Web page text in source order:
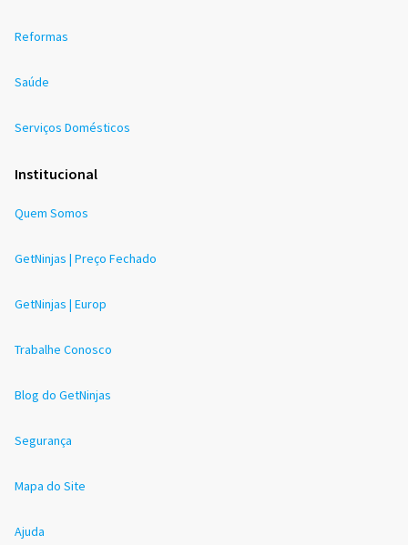
Reformas
Saúde
Serviços Domésticos
Institucional
Quem Somos
GetNinjas | Preço Fechado
GetNinjas | Europ
Trabalhe Conosco
Blog do GetNinjas
Segurança
Mapa do Site
Ajuda